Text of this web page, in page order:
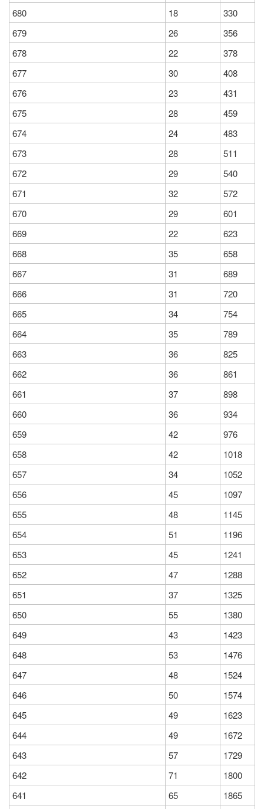
680
18
330
679
26
356
678
22
378
677
30
408
676
23
431
675
28
459
674
24
483
673
28
511
672
29
540
671
32
572
670
29
601
669
22
623
668
35
658
667
31
689
666
31
720
665
34
754
664
35
789
663
36
825
662
36
861
661
37
898
660
36
934
659
42
976
658
42
1018
657
34
1052
656
45
1097
655
48
1145
654
51
1196
653
45
1241
652
47
1288
651
37
1325
650
55
1380
649
43
1423
648
53
1476
647
48
1524
646
50
1574
645
49
1623
644
49
1672
643
57
1729
642
71
1800
641
65 1865